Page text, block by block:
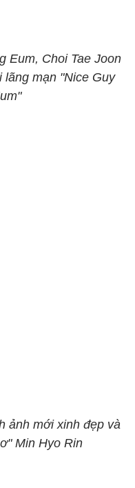
Eum, Choi Tae Joon
lãng mạn "Nice Guy
ảnh mới xinh đẹp và
Min Hyo Rin